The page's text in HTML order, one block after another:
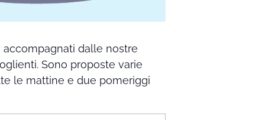
accompagnati dalle nostre
Sono proposte varie
le mattine e due pomeriggi